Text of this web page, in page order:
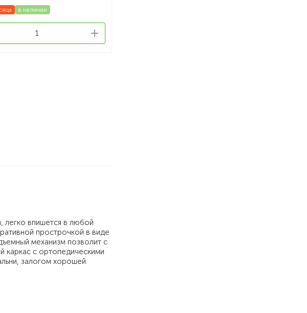
в наличии
1
легко впишется в любой
прострочкой в виде
механизм позволит с
каркас с ортопедическими
залогом хорошей